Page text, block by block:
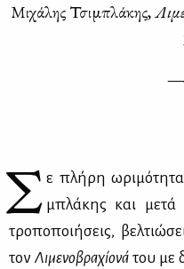
Μι­χά­λης Τσι­μπλά­κης,
—
Σ ε πλή­ρη
μπλά­κης και με­τά
τρο­πο­ποι­ή­σεις,
τον Λι­με­νο­βρα­χί­ο­νά του με